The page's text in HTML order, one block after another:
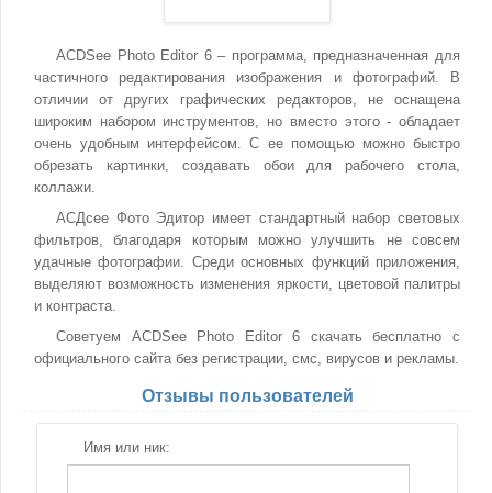
ACDSee Photo Editor 6 – программа, предназначенная для
частичного редактирования изображения и фотографий. В
отличии от других графических редакторов, не оснащена
широким набором инструментов, но вместо этого - обладает
очень удобным интерфейсом. С ее помощью можно быстро
обрезать картинки, создавать обои для рабочего стола,
коллажи.
АСДсее Фото Эдитор имеет стандартный набор световых
фильтров, благодаря которым можно улучшить не совсем
удачные фотографии. Среди основных функций приложения,
выделяют возможность изменения яркости, цветовой палитры
и контраста.
Советуем ACDSee Photo Editor 6 скачать бесплатно с
официального сайта без регистрации, смс, вирусов и рекламы.
Отзывы пользователей
Имя или ник: